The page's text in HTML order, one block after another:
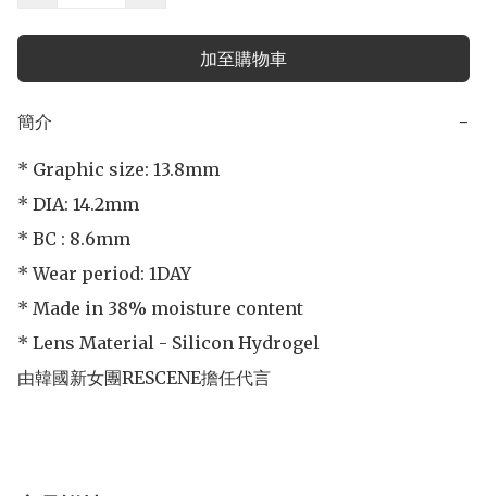
加至購物車
簡介 −
* Graphic size: 13.8mm
* DIA: 14.2mm
* BC : 8.6mm
* Wear period: 1DAY
* Made in 38% moisture content
* Lens Material - Silicon Hydrogel
由韓國新女團RESCENE擔任代言